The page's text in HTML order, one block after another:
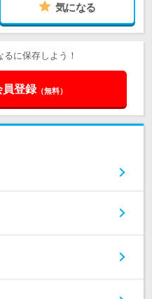
気になる
に保存しよう！
員登録（無料）